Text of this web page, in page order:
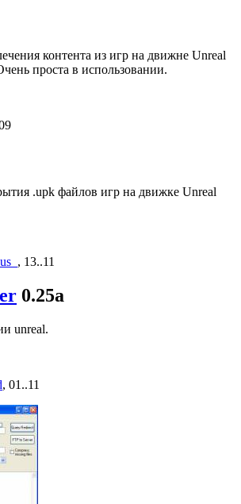
контента из игр на движне Unreal
проста в использовании.
.upk файлов игр на движке Unreal
, 13..11
0.25a
unreal.
, 01..11